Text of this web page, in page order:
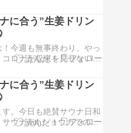
トルに記した通り、サウ
目に突入したので、体験記
。○結論 ビジパらしく、結
しんどい」です😩 サウ
ナがしんどいって…
に合う”生姜ドリン
今週も無事終わり、やっ
コロナが収束を見せないの
りっぱなしですが、皆さ
しでしょうか？さて、今回
ショウガドリンク探し」に
で、共有させてもらおう
生姜の量が違いました…
に合う”生姜ドリン
。今日も絶賛サウナ日和
ウナwithショウガでの